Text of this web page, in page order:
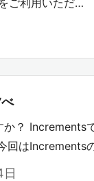
？ Increments
回はIncrements